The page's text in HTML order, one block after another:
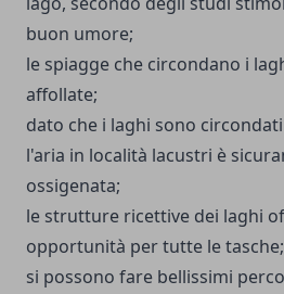
buon umore;
le spiagge che circondano i
affollate;
dato che i laghi sono
l'aria in località lacustri è
ossigenata;
le strutture ricettive dei laghi
opportunità per tutte le tasche;
si possono fare bellissimi